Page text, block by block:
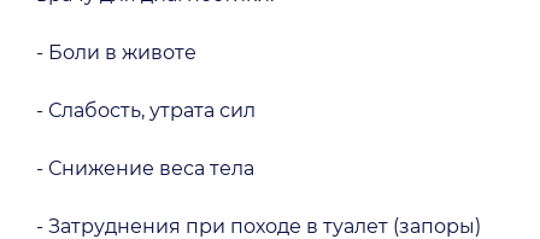
- Боли в животе
- Слабость, утрата сил
- Снижение веса тела
- Затруднения при походе в туалет (запоры)